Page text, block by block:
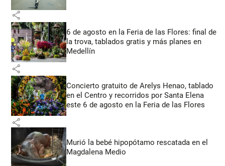
share
6 de agosto en la Feria de las Flores: final de
la trova, tablados gratis y más planes en
Medellín
share
Concierto gratuito de Arelys Henao, tablado
en el Centro y recorridos por Santa Elena
este 6 de agosto en la Feria de las Flores
share
Murió la bebé hipopótamo rescatada en el
Magdalena Medio